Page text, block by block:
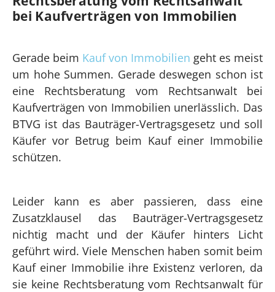
bei Kaufverträgen von Immobilien
Gerade beim Kauf von Immobilien geht es meist
um hohe Summen. Gerade deswegen schon ist
eine Rechtsberatung vom Rechtsanwalt bei
Kaufverträgen von Immobilien unerlässlich. Das
BTVG ist das Bauträger-Vertragsgesetz und soll
Käufer vor Betrug beim Kauf einer Immobilie
schützen.
Leider kann es aber passieren, dass eine
Zusatzklausel das Bauträger-Vertragsgesetz
nichtig macht und der Käufer hinters Licht
geführt wird. Viele Menschen haben somit beim
Kauf einer Immobilie ihre Existenz verloren, da
sie keine Rechtsberatung vom Rechtsanwalt für